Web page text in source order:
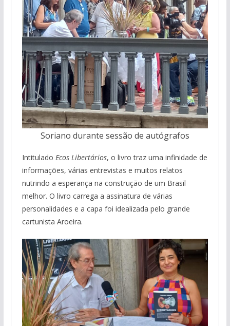
Soriano durante sessão de autógrafos
Intitulado Ecos Libertários, o livro traz uma infinidade de
informações, várias entrevistas e muitos relatos
nutrindo a esperança na construção de um Brasil
melhor. O livro carrega a assinatura de várias
personalidades e a capa foi idealizada pelo grande
cartunista Aroeira.